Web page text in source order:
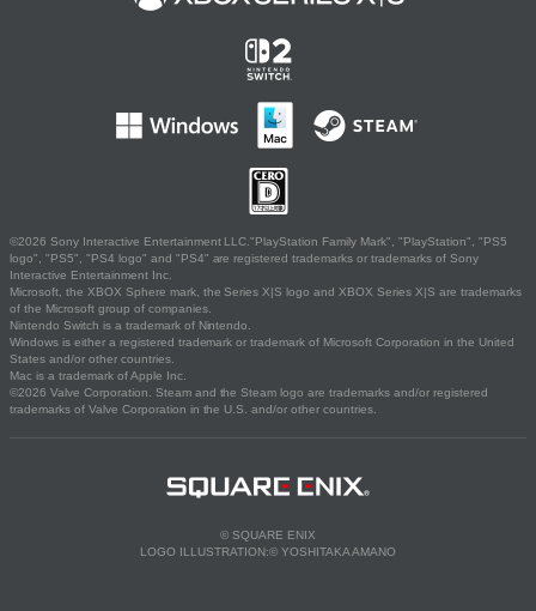
©2026 Sony Interactive Entertainment LLC."PlayStation Family Mark", "PlayStation", "PS5
logo", "PS5", "PS4 logo" and "PS4" are registered trademarks or trademarks of Sony
Interactive Entertainment Inc.
Microsoft, the XBOX Sphere mark, the Series X|S logo and XBOX Series X|S are trademarks
of the Microsoft group of companies.
Nintendo Switch is a trademark of Nintendo.
Windows is either a registered trademark or trademark of Microsoft Corporation in the United
States and/or other countries.
Mac is a trademark of Apple Inc.
©2026 Valve Corporation. Steam and the Steam logo are trademarks and/or registered
trademarks of Valve Corporation in the U.S. and/or other countries.
© SQUARE ENIX
LOGO ILLUSTRATION:© YOSHITAKA AMANO